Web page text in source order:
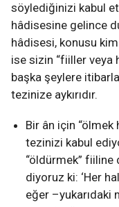
söylediğinizi kabul
hâdisesine gelince
hâdisesi, konusu
ise sizin “fiiller veya
başka şeylere
tezinize aykırıdır.
Bir ân için
tezinizi kabul
“öldürmek” fiiline
diyoruz ki: ‘Her
eğer –yukarıdaki